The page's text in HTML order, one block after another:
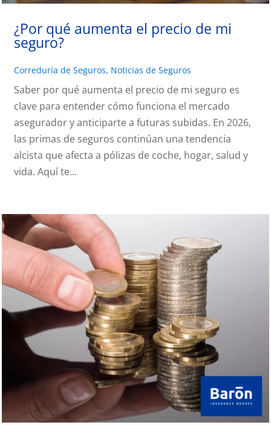
¿Por qué aumenta el precio de mi
seguro?
Correduría de Seguros, Noticias de Seguros
Saber por qué aumenta el precio de mi seguro es
clave para entender cómo funciona el mercado
asegurador y anticiparte a futuras subidas. En 2026,
las primas de seguros continúan una tendencia
alcista que afecta a pólizas de coche, hogar, salud y
vida. Aquí te...